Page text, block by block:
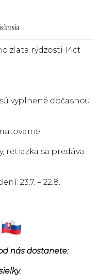
zlata rýdzosti 14ct
vyplnené dočasnou
retiazka sa predáva
23.7. – 22.8.
nás dostanete: